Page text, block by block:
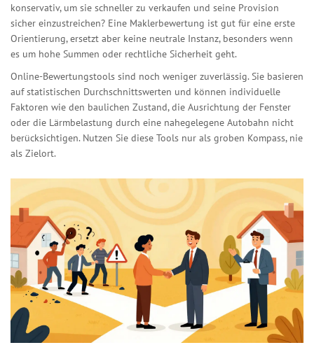
konservativ, um sie schneller zu verkaufen und seine Provision
sicher einzustreichen? Eine Maklerbewertung ist gut für eine erste
Orientierung, ersetzt aber keine neutrale Instanz, besonders wenn
es um hohe Summen oder rechtliche Sicherheit geht.
Online-Bewertungstools sind noch weniger zuverlässig. Sie basieren
auf statistischen Durchschnittswerten und können individuelle
Faktoren wie den baulichen Zustand, die Ausrichtung der Fenster
oder die Lärmbelastung durch eine nahegelegene Autobahn nicht
berücksichtigen. Nutzen Sie diese Tools nur als groben Kompass, nie
als Zielort.